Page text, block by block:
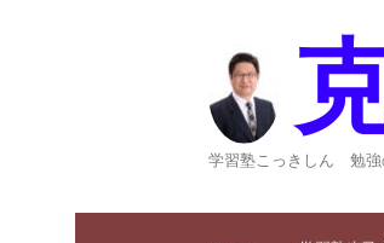
学習塾こっきしん 勉強